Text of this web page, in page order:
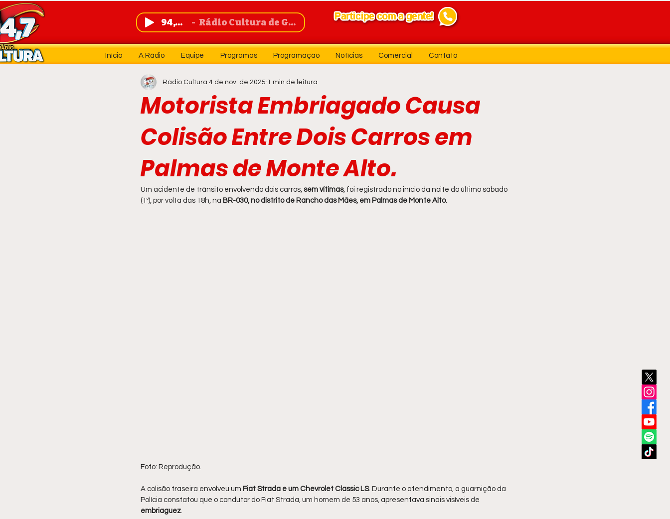
94,7 FM Rádio Cultura de Guanambi
Início A Rádio Equipe Programas Programação Notícias Comercial Contato
Motorista Embriagado Causa
Colisão Entre Dois Carros em
Palmas de Monte Alto.
Rádio Cultura 4 de nov. de 2025 1 min de leitura
Um acidente de trânsito envolvendo dois carros, sem vítimas, foi registrado no início da noite do último sábado
(1º), por volta das 18h, na BR-030, no distrito de Rancho das Mães, em Palmas de Monte Alto.
Foto: Reprodução.
A colisão traseira envolveu um Fiat Strada e um Chevrolet Classic LS. Durante o atendimento, a guarnição da
Polícia constatou que o condutor do Fiat Strada, um homem de 53 anos, apresentava sinais visíveis de
embriaguez.